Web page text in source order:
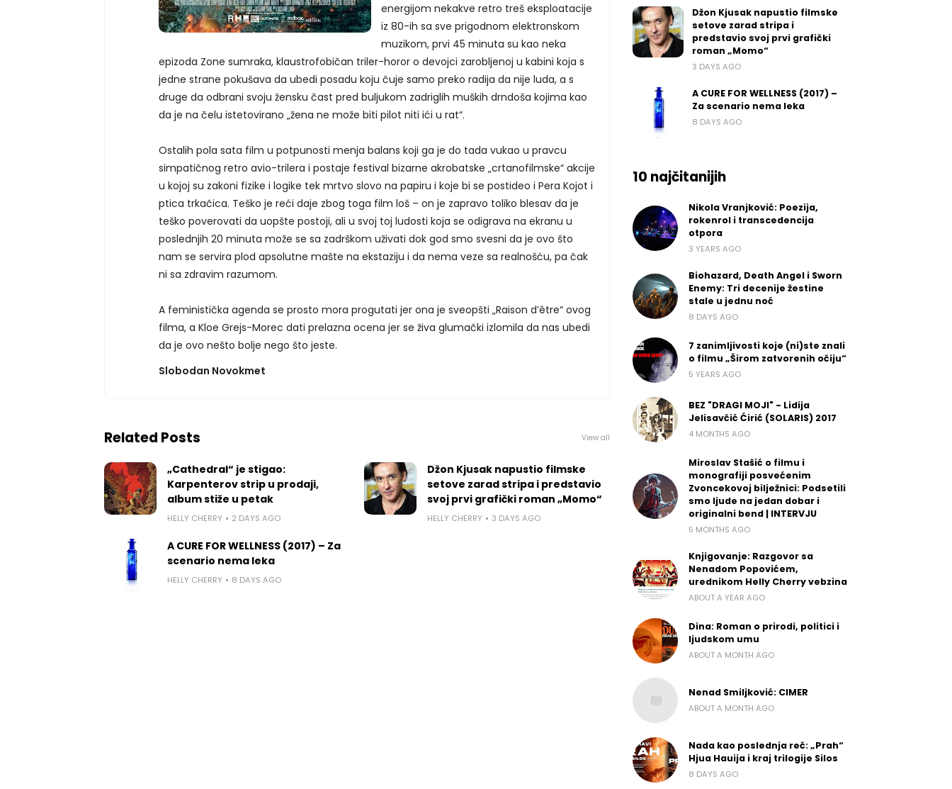
energijom nekakve retro treš eksploatacije
iz 80-ih sa sve prigodnom elektronskom
muzikom, prvi 45 minuta su kao neka
epizoda Zone sumraka, klaustrofobičan triler-horor o devojci zarobljenoj u kabini koja s
jedne strane pokušava da ubedi posadu koju čuje samo preko radija da nije luda, a s
druge da odbrani svoju žensku čast pred buljukom zadriglih muških drndoša kojima kao
da je na čelu istetovirano „žena ne može biti pilot niti ići u rat“.
Ostalih pola sata film u potpunosti menja balans koji ga je do tada vukao u pravcu
simpatičnog retro avio-trilera i postaje festival bizarne akrobatske „crtanofilmske“ akcije
u kojoj su zakoni fizike i logike tek mrtvo slovo na papiru i koje bi se postideo i Pera Kojot i
ptica trkačica. Teško je reći daje zbog toga film loš – on je zapravo toliko blesav da je
teško poverovati da uopšte postoji, ali u svoj toj ludosti koja se odigrava na ekranu u
poslednjih 20 minuta može se sa zadrškom uživati dok god smo svesni da je ovo što
nam se servira plod apsolutne mašte na ekstaziju i da nema veze sa realnošću, pa čak
ni sa zdravim razumom.
A feministička agenda se prosto mora progutati jer ona je sveopšti „Raison d’être“ ovog
filma, a Kloe Grejs-Morec dati prelazna ocena jer se živa glumački izlomila da nas ubedi
da je ovo nešto bolje nego što jeste.
Slobodan Novokmet
Related Posts View all
„Cathedral“ je stigao:
Karpenterov strip u prodaji,
album stiže u petak
HELLY CHERRY 2 DAYS AGO
Džon Kjusak napustio filmske
setove zarad stripa i predstavio
svoj prvi grafički roman „Momo“
HELLY CHERRY 3 DAYS AGO
A CURE FOR WELLNESS (2017) – Za
scenario nema leka
HELLY CHERRY 8 DAYS AGO
Džon Kjusak napustio filmske
setove zarad stripa i
predstavio svoj prvi grafički
roman „Momo“
3 DAYS AGO
A CURE FOR WELLNESS (2017) –
Za scenario nema leka
8 DAYS AGO
10 najčitanijih
Nikola Vranjković: Poezija,
rokenrol i transcedencija
otpora
3 YEARS AGO
Biohazard, Death Angel i Sworn
Enemy: Tri decenije žestine
stale u jednu noć
8 DAYS AGO
7 zanimljivosti koje (ni)ste znali
o filmu „Širom zatvorenih očiju“
5 YEARS AGO
BEZ "DRAGI MOJI" - Lidija
Jelisavčić Ćirić (SOLARIS) 2017
4 MONTHS AGO
Miroslav Stašić o filmu i
monografiji posvećenim
Zvoncekovoj bilježnici: Podsetili
smo ljude na jedan dobar i
originalni bend | INTERVJU
5 MONTHS AGO
Knjigovanje: Razgovor sa
Nenadom Popovićem,
urednikom Helly Cherry vebzina
ABOUT A YEAR AGO
Dina: Roman o prirodi, politici i
ljudskom umu
ABOUT A MONTH AGO
Nenad Smiljković: CIMER
ABOUT A MONTH AGO
Nada kao poslednja reč: „Prah“
Hjua Hauija i kraj trilogije Silos
8 DAYS AGO